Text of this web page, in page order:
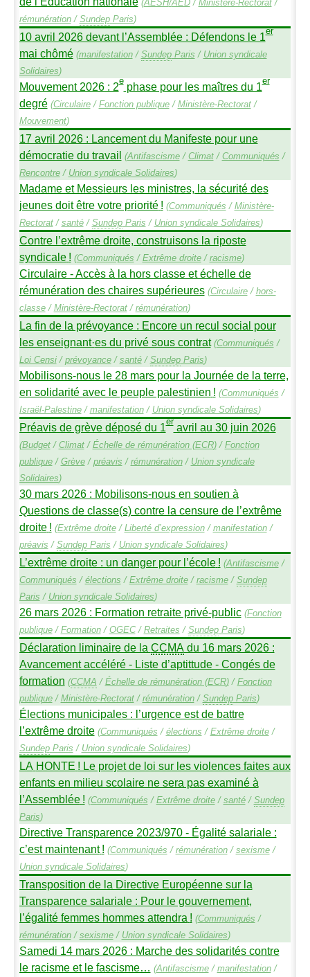
(AESH/AED/ Ministère-Rectorat/
rémunération/ SundepParis)
10 avril 2026 devant l’Assemblée : Défendons le 1er
mai chômé (manifestation/ SundepParis / Union syndicale
Solidaires)
Mouvement 2026 : 2ephase pour les maîtres du 1er
degré (Circulaire/ Fonction publique/ Ministère-Rectorat/
Mouvement)
17 avril 2026 : Lancement du Manifeste pour une
démocratie du travail (Antifascisme/ Climat/ Communiqués /
Rencontre/ Union syndicale Solidaires)
Madame et Messieurs les ministres, la sécurité des
jeunes doit être votre priorité ! (Communiqués / Ministère-
Rectorat/ santé/ SundepParis / Union syndicale Solidaires)
Contre l’extrême droite, construisons la riposte
syndicale ! (Communiqués / Extrême droite/ racisme)
Circulaire - Accès à la hors classe et échelle de
rémunération des chaires supérieures (Circulaire/ hors-
classe/ Ministère-Rectorat/ rémunération)
La fin de la prévoyance : Encore un recul social pour
les enseignant·es du privé sous contrat (Communiqués /
Loi Censi/ prévoyance/ santé/ SundepParis)
Mobilisons-nous le 28 mars pour la Journée de la terre,
en solidarité avec le peuple palestinien ! (Communiqués /
Israël-Palestine/ manifestation/ Union syndicale Solidaires)
Préavis de grève déposé du 1eravril au 30 juin 2026
(Budget/ Climat/ Échelle de rémunération (ECR)/ Fonction
publique/ Grève/ préavis / rémunération/ Union syndicale
Solidaires)
30 mars 2026 : Mobilisons-nous en soutien à
Questions de classe(s) contre la censure de l’extrême
droite ! (Extrême droite/ Liberté d’expression/ manifestation/
préavis / SundepParis / Union syndicale Solidaires)
L’extrême droite : un danger pour l’école ! (Antifascisme/
Communiqués / élections / Extrême droite/ racisme/ Sundep
Paris / Union syndicale Solidaires)
26 mars 2026 : Formation retraite privé-public (Fonction
publique/ Formation/ OGEC/ Retraites / SundepParis)
Déclaration liminaire de la CCMA du 16 mars 2026 :
Avancement accéléré - Liste d’aptittude - Congés de
formation (CCMA / Échelle de rémunération (ECR)/ Fonction
publique/ Ministère-Rectorat/ rémunération/ SundepParis)
Élections municipales : l’urgence est de battre
l’extrême droite (Communiqués / élections / Extrême droite/
SundepParis / Union syndicale Solidaires)
LA HONTE ! Le projet de loi sur les violences faites aux
enfants en milieu scolaire ne sera pas examiné à
l’Assemblée ! (Communiqués / Extrême droite/ santé/ Sundep
Paris)
Directive Transparence 2023/970 - Égalité salariale :
c’est maintenant ! (Communiqués / rémunération/ sexisme/
Union syndicale Solidaires)
Transposition de la Directive Européenne sur la
Transparence salariale : Pour le gouvernement,
l’égalité femmes hommes attendra ! (Communiqués /
rémunération/ sexisme/ Union syndicale Solidaires)
Samedi 14 mars 2026 : Marche des solidarités contre
le racisme et le fascisme… (Antifascisme/ manifestation/